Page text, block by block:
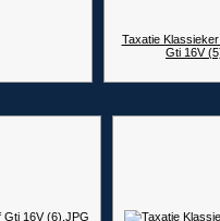
Taxatie
Gti 16V